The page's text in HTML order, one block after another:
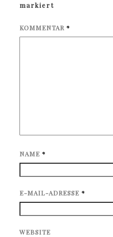
markiert
KOMMENTAR *
NAME *
E-MAIL-ADRESSE *
WEBSITE